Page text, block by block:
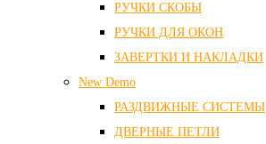
РУЧКИ СКОБЫ
РУЧКИ ДЛЯ ОКОН
ЗАВЕРТКИ И НАКЛАДКИ
New Demo
РАЗДВИЖНЫЕ СИСТЕМЫ
ДВЕРНЫЕ ПЕТЛИ